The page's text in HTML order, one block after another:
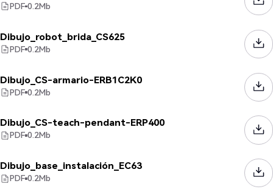
PDF 0.2Mb
Dibujo_robot_brida_CS625
PDF 0.2Mb
Dibujo_CS-armario-ERB1C2K0
PDF 0.2Mb
Dibujo_CS-teach-pendant-ERP400
PDF 0.2Mb
Dibujo_base_instalación_EC63
PDF 0.2Mb